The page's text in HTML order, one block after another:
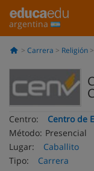
argentina
Carrera Religión
Centro:
Centro de
Método: Presencial
Lugar:
Caballito
Tipo:
Carrera